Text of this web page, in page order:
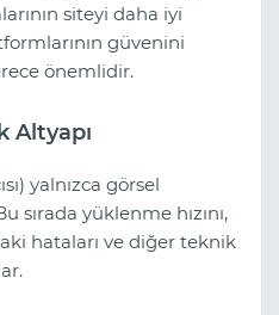
siteyi daha iyi
güvenini
önemlidir.
Altyapı
yalnızca görsel
sırada yüklenme hızını,
hataları ve diğer teknik